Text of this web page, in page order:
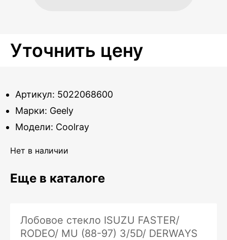
Уточнить цену
Артикул: 5022068600
Марки: Geely
Модели: Coolray
Нет в наличии
Еще в каталоге
Лобовое стекло ISUZU FASTER/
RODEO/ MU (88-97) 3/5D/ DERWAYS